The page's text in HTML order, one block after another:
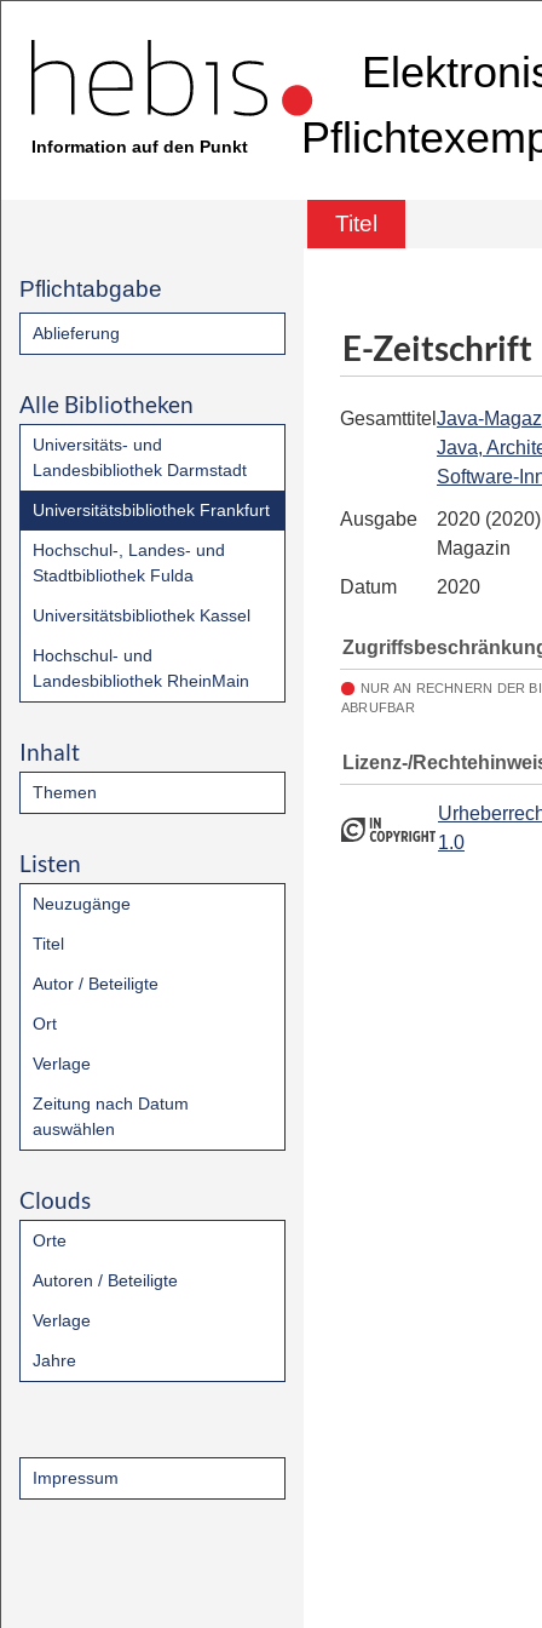
Information auf den Punkt
Titel
Pflichtabgabe
Ablieferung
Alle Bibliotheken
Universitäts- und
Landesbibliothek Darmstadt
Universitätsbibliothek Frankfurt
Hochschul-, Landes- und
Stadtbibliothek Fulda
Universitätsbibliothek Kassel
Hochschul- und
Landesbibliothek RheinMain
Inhalt
Themen
Listen
Neuzugänge
Titel
Autor / Beteiligte
Ort
Verlage
Zeitung nach Datum
auswählen
Clouds
Orte
Autoren / Beteiligte
Verlage
Jahre
Impressum
E-Zeitschrift
Gesamttitel Java-
Java,
Software-
Ausgabe
2020
Magazin
Datum
2020
NUR AN RECHNERN DER
ABRUFBAR
Lizenz-/
1.0